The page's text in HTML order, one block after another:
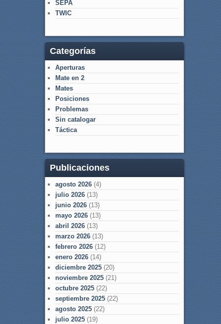
SEPA
TWIC
Categorías
Aperturas
Mate en 2
Mates
Posiciones
Problemas
Sin catalogar
Táctica
Publicaciones
agosto 2026(4)
julio 2026(13)
junio 2026(13)
mayo 2026(13)
abril 2026(13)
marzo 2026(13)
febrero 2026(12)
enero 2026(14)
diciembre 2025(20)
noviembre 2025(21)
octubre 2025(22)
septiembre 2025(22)
agosto 2025(22)
julio 2025(19)